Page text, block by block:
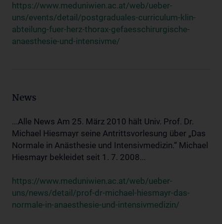
https://www.meduniwien.ac.at/web/ueber-
uns/events/detail/postgraduales-curriculum-klin-
abteilung-fuer-herz-thorax-gefaesschirurgische-
anaesthesie-und-intensivme/
News
...Alle News Am 25. März 2010 hält Univ. Prof. Dr.
Michael Hiesmayr seine Antrittsvorlesung über „Das
Normale in Anästhesie und Intensivmedizin.“ Michael
Hiesmayr bekleidet seit 1. 7. 2008...
https://www.meduniwien.ac.at/web/ueber-
uns/news/detail/prof-dr-michael-hiesmayr-das-
normale-in-anaesthesie-und-intensivmedizin/